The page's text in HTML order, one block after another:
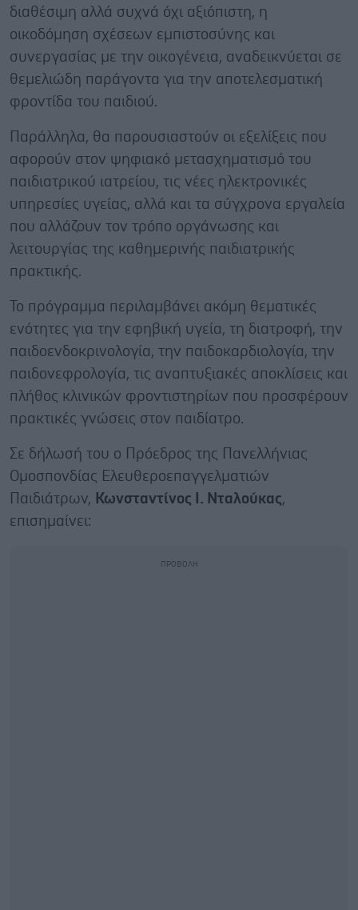
διαθέσιμη αλλά συχνά όχι αξιόπιστη, η
οικοδόμηση σχέσεων εμπιστοσύνης και
συνεργασίας με την οικογένεια, αναδεικνύεται σε
θεμελιώδη παράγοντα για την αποτελεσματική
φροντίδα του παιδιού.
Παράλληλα, θα παρουσιαστούν οι εξελίξεις που
αφορούν στον ψηφιακό μετασχηματισμό του
παιδιατρικού ιατρείου, τις νέες ηλεκτρονικές
υπηρεσίες υγείας, αλλά και τα σύγχρονα εργαλεία
που αλλάζουν τον τρόπο οργάνωσης και
λειτουργίας της καθημερινής παιδιατρικής
πρακτικής.
Το πρόγραμμα περιλαμβάνει ακόμη θεματικές
ενότητες για την εφηβική υγεία, τη διατροφή, την
παιδοενδοκρινολογία, την παιδοκαρδιολογία, την
παιδονεφρολογία, τις αναπτυξιακές αποκλίσεις και
πλήθος κλινικών φροντιστηρίων που προσφέρουν
πρακτικές γνώσεις στον παιδίατρο.
Σε δήλωσή του ο Πρόεδρος της Πανελλήνιας
Ομοσπονδίας Ελευθεροεπαγγελματιών
Παιδιάτρων, Κωνσταντίνος Ι. Νταλούκας,
επισημαίνει: